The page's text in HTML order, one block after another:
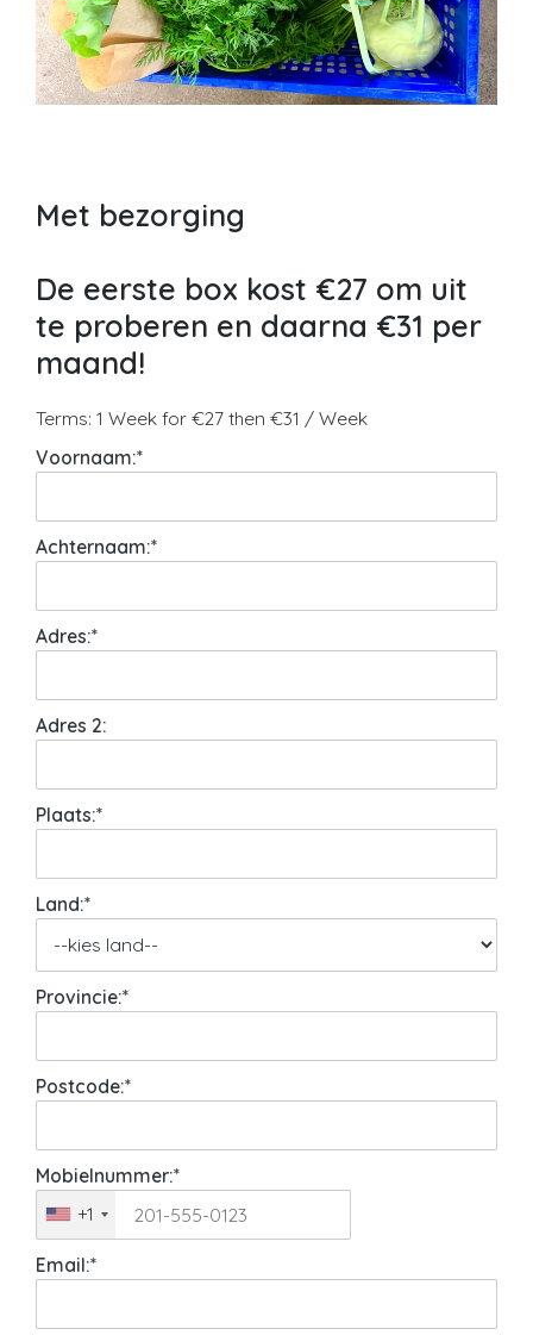
Met bezorging
De eerste box kost €27 om uit
te proberen en daarna €31 per
maand!
Terms: 1 Week for €27 then €31 / Week
Voornaam:*
Achternaam:*
Adres:*
Adres 2:
Plaats:*
Land:*
Provincie:*
Postcode:*
Mobielnummer:*
+1
Email:*